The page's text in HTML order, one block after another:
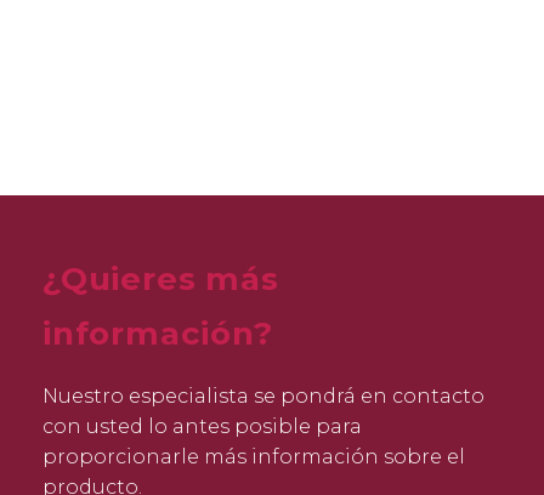
¿Quieres más
información?
Nuestro especialista se pondrá en contacto
con usted lo antes posible para
proporcionarle más información sobre el
producto.